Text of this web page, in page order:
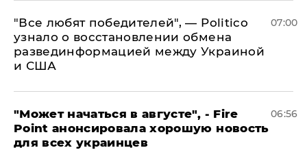
​"Все любят победителей", — Politico
узнало о восстановлении обмена
развединформацией между Украиной
и США
07:00
"Может начаться в августе", - Fire
Point анонсировала хорошую новость
для всех украинцев
06:56